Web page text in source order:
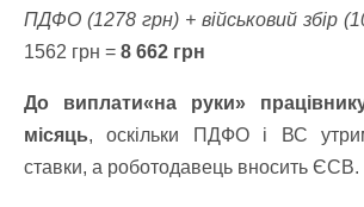
ПДФО (1278 грн) + військовий збір
1562 грн = 8 662 грн
До виплати«на руки»
місяць, оскільки ПДФО і ВС
ставки, а роботодавець вносить ЄСВ.